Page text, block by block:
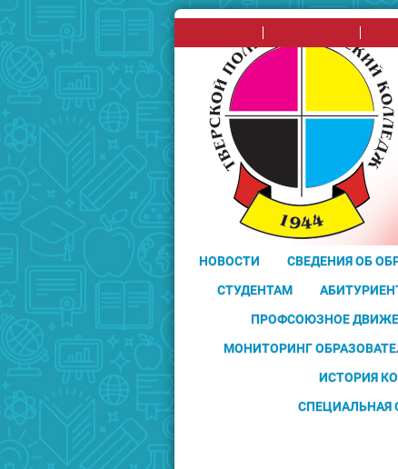
НОВОСТИ СВЕДЕНИЯ ОБ
СТУДЕНТАМ
ПРОФСОЮЗНОЕ
МОНИТОРИНГ
ИСТОРИЯ
СПЕЦИАЛЬНАЯ